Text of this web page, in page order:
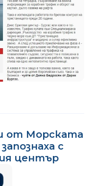
от Морската
с
център